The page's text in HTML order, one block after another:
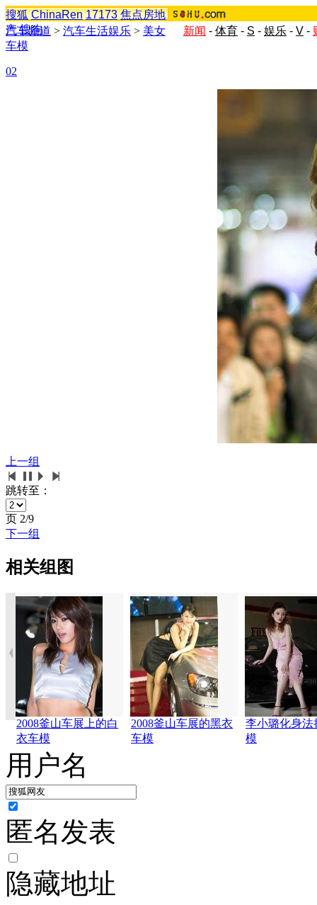
搜狐 ChinaRen 17173 焦点房地
产 搜狗 新闻 - 体育 - S - 娱乐 - V -
汽车频道 > 汽车生活娱乐 > 美女
车模
02
上一组
跳转至：
页 2/9
下一组
相关组图
2008釜山车展上的白
衣车模
2008釜山车展的黑衣
车模
李小璐化身法
模
用户名
匿名发表
隐藏地址